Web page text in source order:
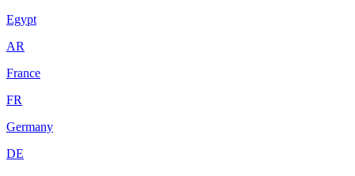
Egypt
AR
France
FR
Germany
DE